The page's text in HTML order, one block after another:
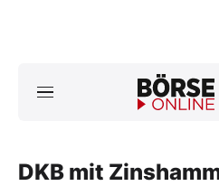
ktuelle Ausgabe
News
DKB mit